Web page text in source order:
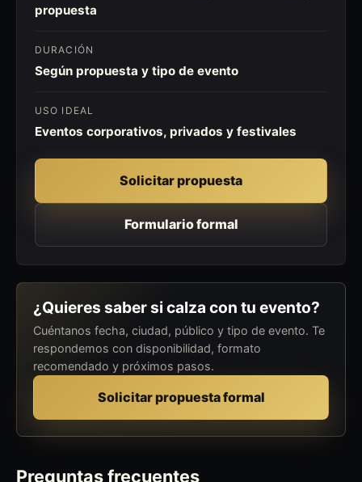
propuesta
DURACIÓN
Según propuesta y tipo de evento
USO IDEAL
Eventos corporativos, privados y festivales
Solicitar propuesta
Formulario formal
¿Quieres saber si calza con tu evento?
Cuéntanos fecha, ciudad, público y tipo de evento. Te
respondemos con disponibilidad, formato
recomendado y próximos pasos.
Solicitar propuesta formal
Preguntas frecuentes